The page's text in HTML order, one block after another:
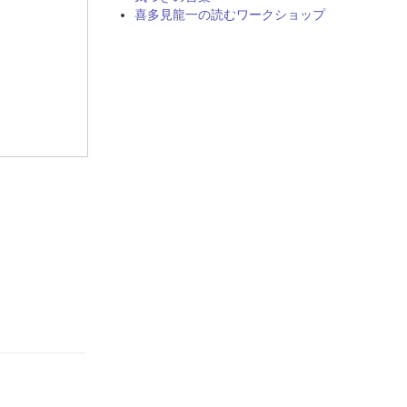
喜多見龍一の読むワークショップ